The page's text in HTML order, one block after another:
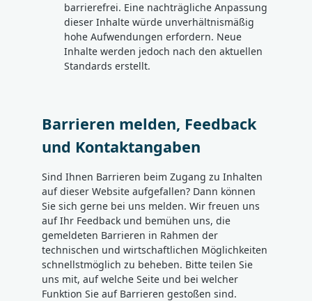
barrierefrei. Eine nachträgliche Anpassung
dieser Inhalte würde unverhältnismäßig
hohe Aufwendungen erfordern. Neue
Inhalte werden jedoch nach den aktuellen
Standards erstellt.
Barrieren melden, Feedback
und Kontaktangaben
Sind Ihnen Barrieren beim Zugang zu Inhalten
auf dieser Website aufgefallen? Dann können
Sie sich gerne bei uns melden. Wir freuen uns
auf Ihr Feedback und bemühen uns, die
gemeldeten Barrieren in Rahmen der
technischen und wirtschaftlichen Möglichkeiten
schnellstmöglich zu beheben. Bitte teilen Sie
uns mit, auf welche Seite und bei welcher
Funktion Sie auf Barrieren gestoßen sind.